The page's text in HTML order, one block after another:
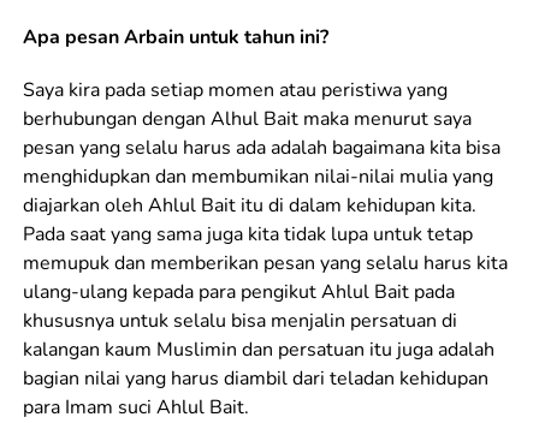
Apa pesan Arbain untuk tahun ini?
Saya kira pada setiap momen atau peristiwa yang
berhubungan dengan Alhul Bait maka menurut saya
pesan yang selalu harus ada adalah bagaimana kita bisa
menghidupkan dan membumikan nilai-nilai mulia yang
diajarkan oleh Ahlul Bait itu di dalam kehidupan kita.
Pada saat yang sama juga kita tidak lupa untuk tetap
memupuk dan memberikan pesan yang selalu harus kita
ulang-ulang kepada para pengikut Ahlul Bait pada
khususnya untuk selalu bisa menjalin persatuan di
kalangan kaum Muslimin dan persatuan itu juga adalah
bagian nilai yang harus diambil dari teladan kehidupan
para Imam suci Ahlul Bait.